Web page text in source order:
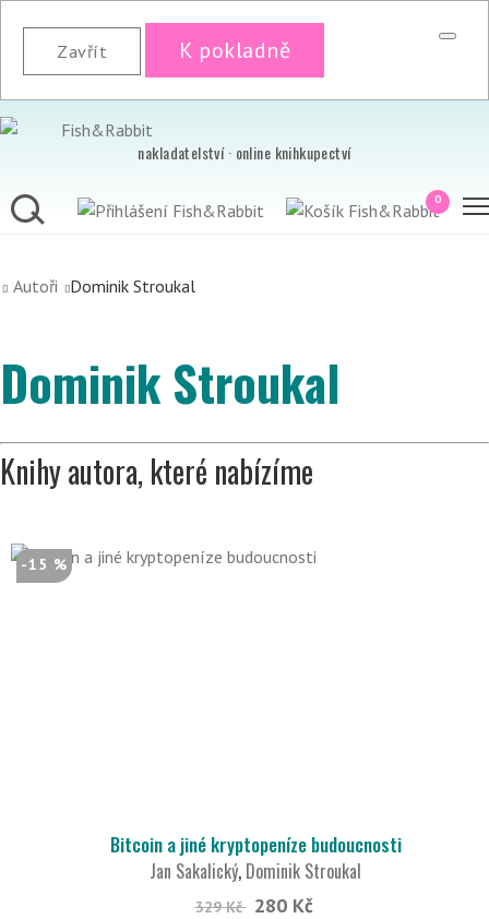
Zavřít K pokladně
nakladatelství · online knihkupectví
0
Autoři Dominik Stroukal
Dominik Stroukal
Knihy autora, které nabízíme
-15 %
Bitcoin a jiné kryptopeníze budoucnosti
Jan Sakalický, Dominik Stroukal
329 Kč 280 Kč